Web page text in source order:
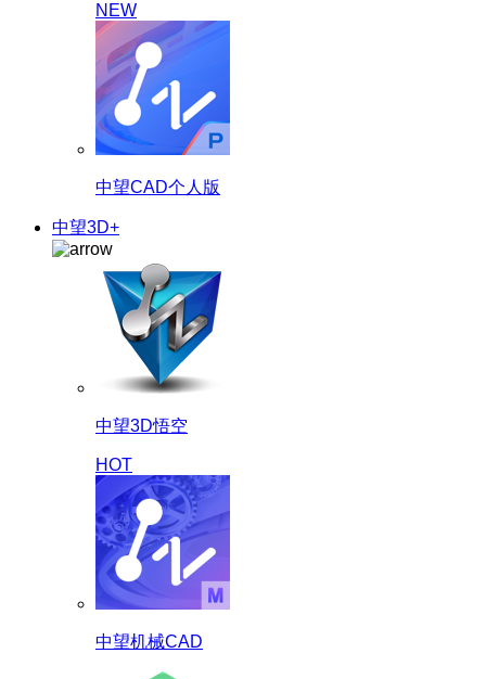
NEW
中望CAD个人版
中望3D+
中望3D悟空
HOT
中望机械CAD